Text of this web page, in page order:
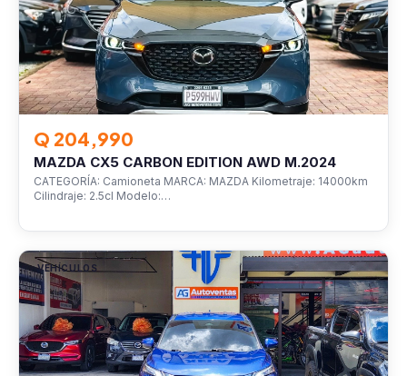
Q 204,990
MAZDA CX5 CARBON EDITION AWD M.2024
CATEGORÍA: Camioneta MARCA: MAZDA Kilometraje: 14000km
Cilindraje: 2.5cl Modelo:…
VEHÍCULOS